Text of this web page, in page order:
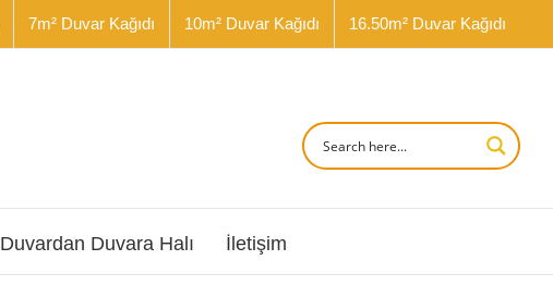
7m² Duvar Kağıdı 10m² Duvar Kağıdı 16.50m² Duvar Kağıdı
Duvardan Duvara Halı İletişim